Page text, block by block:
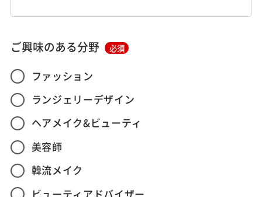
ご興味のある分野 必須
ファッション
ランジェリーデザイン
ヘアメイク&ビューティ
美容師
韓流メイク
ビューティアドバイザー